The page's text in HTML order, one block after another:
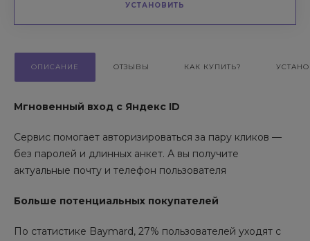
УСТАНОВИТЬ
ОПИСАНИЕ ОТЗЫВЫ КАК КУПИТЬ?
Мгновенный вход с Яндекс ID
Сервис помогает авторизироваться за пару кликов —
без паролей и длинных анкет. А вы получите
актуальные почту и телефон пользователя
Больше потенциальных покупателей
По статистике Baymard, 27% пользователей уходят с